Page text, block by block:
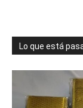
Lo que está